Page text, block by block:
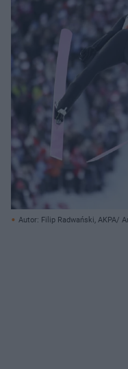
Autor: Filip Radwański, AKPA/